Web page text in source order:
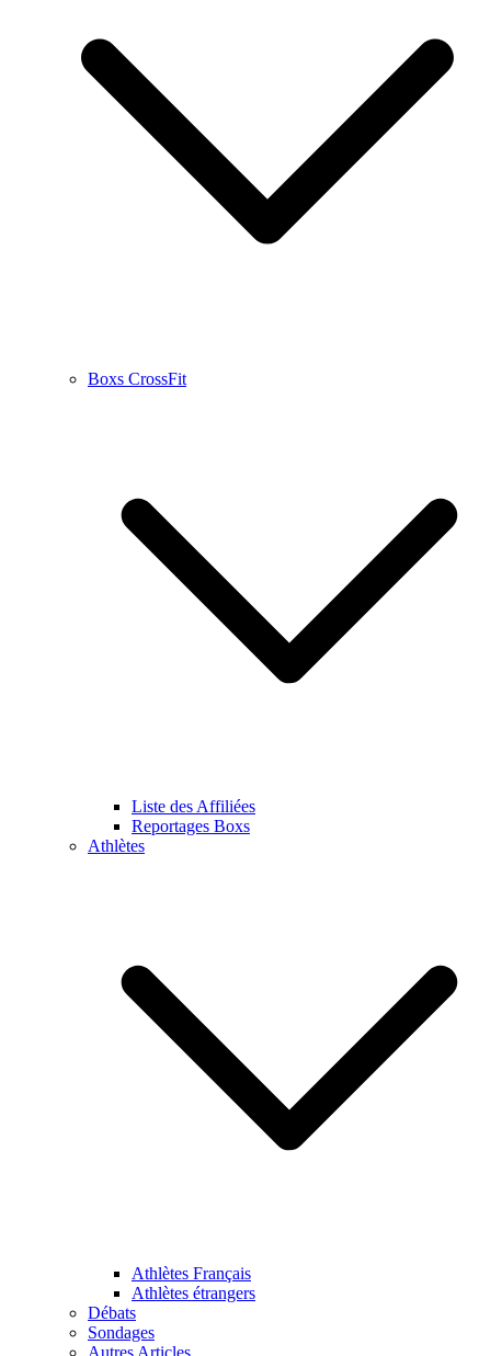
Boxs CrossFit
Liste des Affiliées
Reportages Boxs
Athlètes
Athlètes Français
Athlètes étrangers
Débats
Sondages
Autres Articles